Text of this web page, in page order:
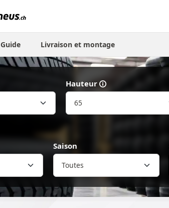
Guide Livraison et montage
Hauteur
Saison